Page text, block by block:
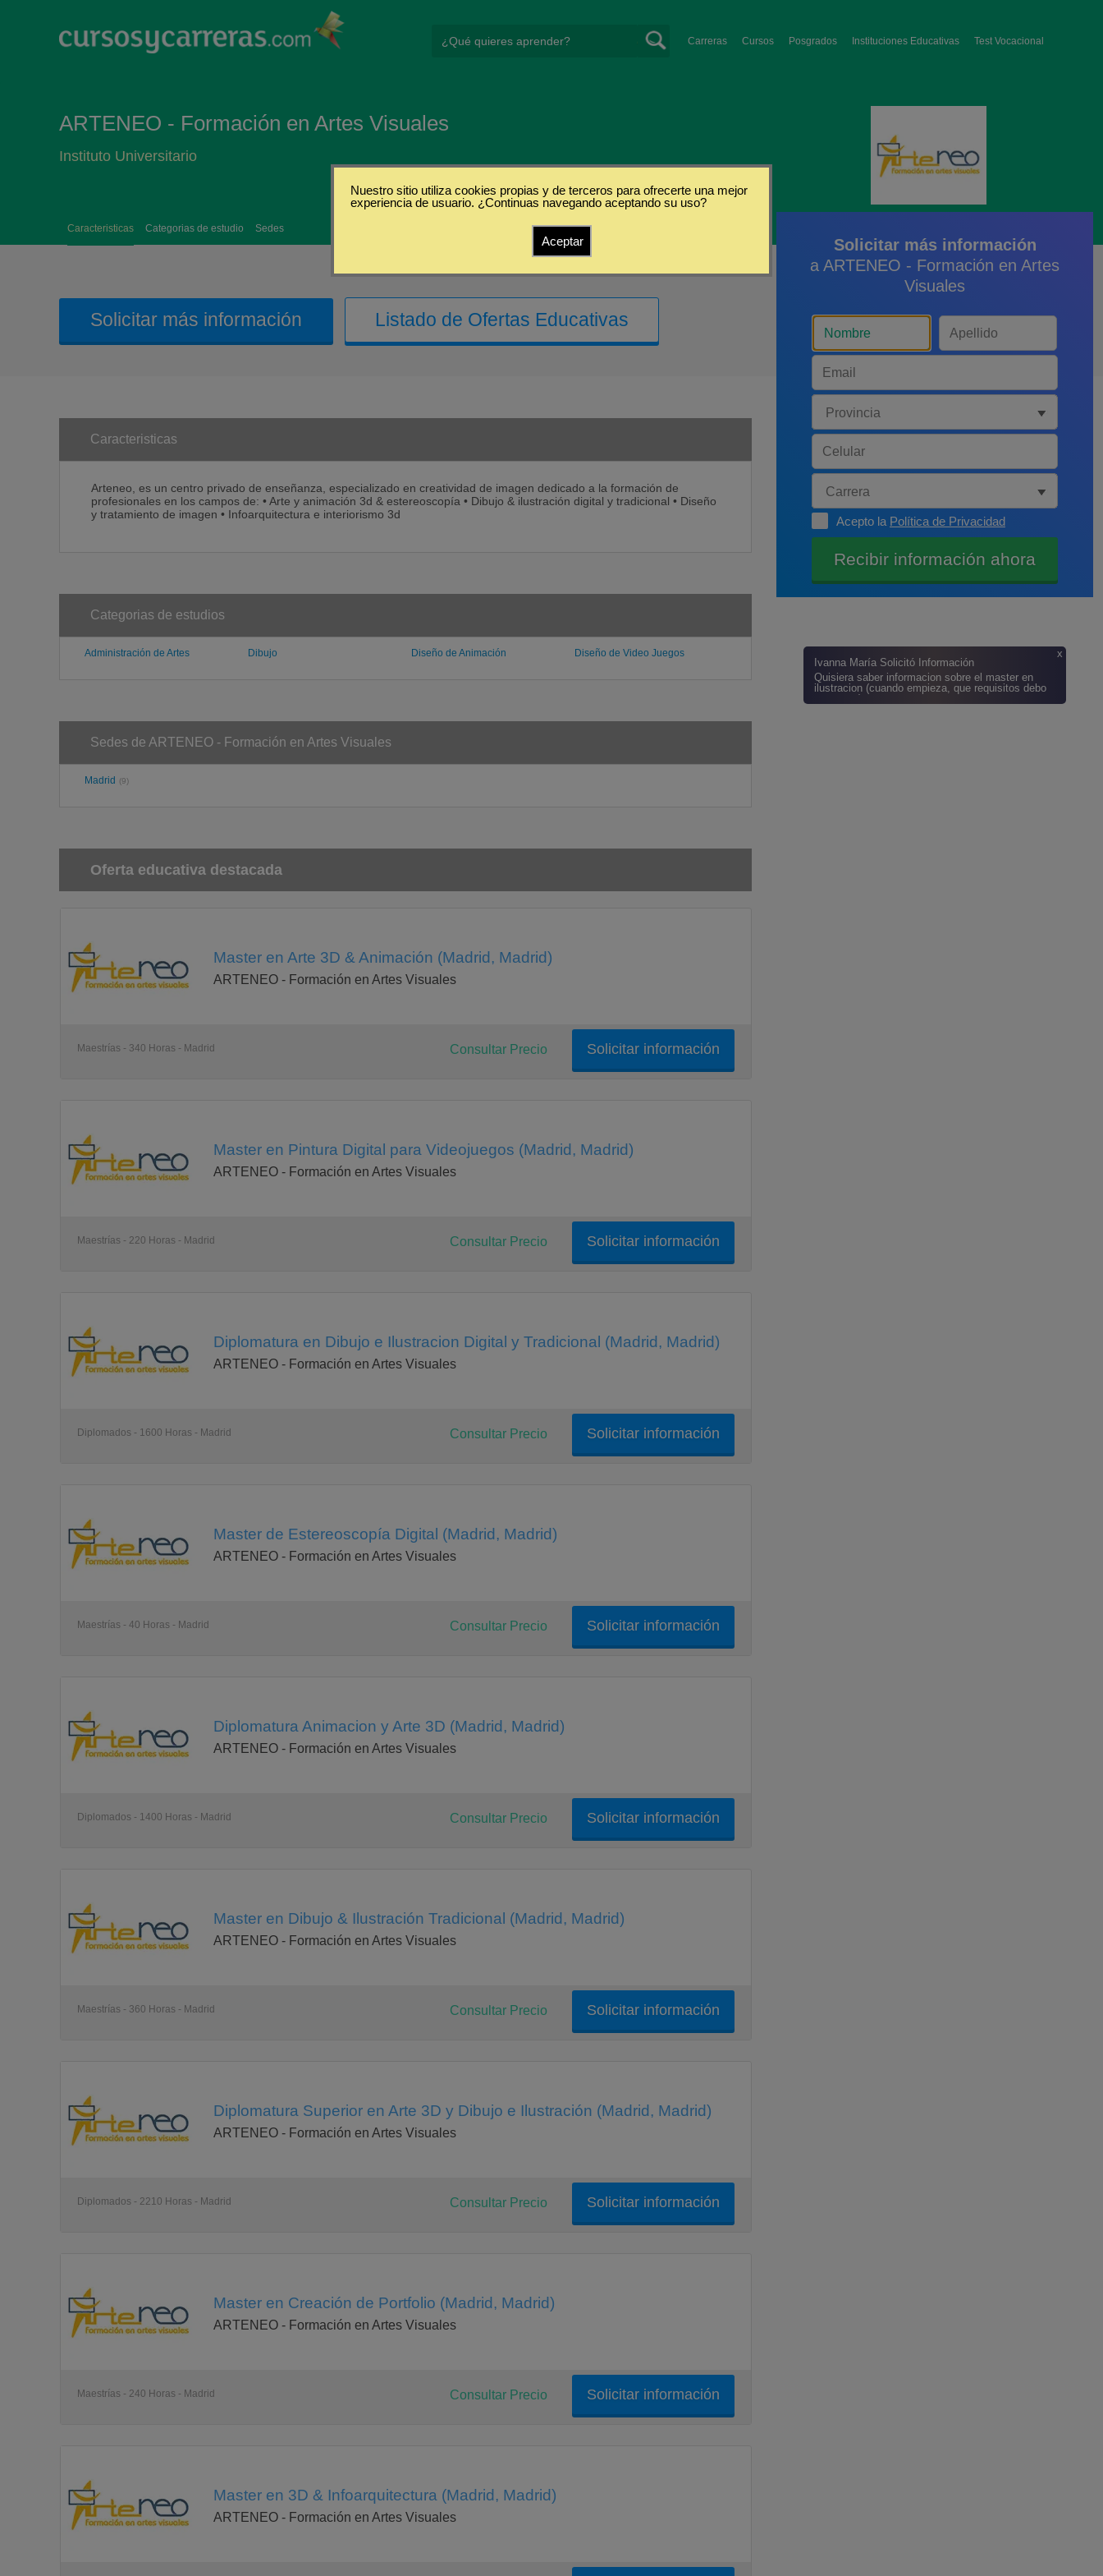
Carreras Cursos Posgrados Instituciones Educativas Test Vocacional
ARTENEO - Formación en Artes Visuales
Instituto Universitario
Caracteristicas Categorias de estudio Sedes
Solicitar más información Listado de Ofertas Educativas
Caracteristicas
Arteneo, es un centro privado de enseñanza, especializado en creatividad de imagen dedicado a la formación de
profesionales en los campos de: • Arte y animación 3d & estereoscopía • Dibujo & ilustración digital y tradicional • Diseño
y tratamiento de imagen • Infoarquitectura e interiorismo 3d
Categorias de estudios
Administración de Artes Dibujo Diseño de Animación Diseño de Video Juegos
Sedes de ARTENEO - Formación en Artes Visuales
Madrid (9)
Oferta educativa destacada
Master en Arte 3D & Animación (Madrid, Madrid)
ARTENEO - Formación en Artes Visuales
Maestrías - 340 Horas - Madrid Solicitar información
Consultar Precio
Master en Pintura Digital para Videojuegos (Madrid, Madrid)
ARTENEO - Formación en Artes Visuales
Maestrías - 220 Horas - Madrid Solicitar información
Consultar Precio
Diplomatura en Dibujo e Ilustracion Digital y Tradicional (Madrid, Madrid)
ARTENEO - Formación en Artes Visuales
Diplomados - 1600 Horas - Madrid Solicitar información
Consultar Precio
Master de Estereoscopía Digital (Madrid, Madrid)
ARTENEO - Formación en Artes Visuales
Maestrías - 40 Horas - Madrid Solicitar información
Consultar Precio
Diplomatura Animacion y Arte 3D (Madrid, Madrid)
ARTENEO - Formación en Artes Visuales
Diplomados - 1400 Horas - Madrid Solicitar información
Consultar Precio
Master en Dibujo & Ilustración Tradicional (Madrid, Madrid)
ARTENEO - Formación en Artes Visuales
Maestrías - 360 Horas - Madrid Solicitar información
Consultar Precio
Diplomatura Superior en Arte 3D y Dibujo e Ilustración (Madrid, Madrid)
ARTENEO - Formación en Artes Visuales
Diplomados - 2210 Horas - Madrid Solicitar información
Consultar Precio
Master en Creación de Portfolio (Madrid, Madrid)
ARTENEO - Formación en Artes Visuales
Maestrías - 240 Horas - Madrid Solicitar información
Consultar Precio
Master en 3D & Infoarquitectura (Madrid, Madrid)
ARTENEO - Formación en Artes Visuales
Solicitar más información
a ARTENEO - Formación en Artes
Visuales
Acepto la Política de Privacidad
Ivanna María Solicitó Información
Quisiera saber informacion sobre el master en
ilustracion (cuando empieza, que requisitos debo
tener, etc)
x
Nuestro sitio utiliza cookies propias y de terceros para ofrecerte una mejor
experiencia de usuario. ¿Continuas navegando aceptando su uso?
Aceptar